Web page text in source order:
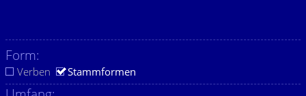
Form:
Verben Stammformen